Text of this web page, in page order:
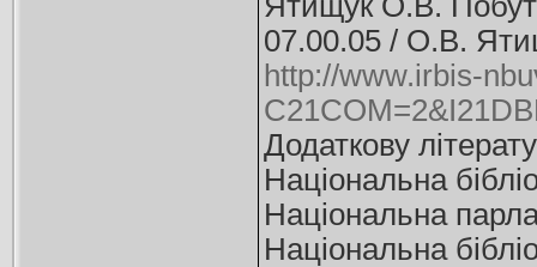
07.00.05 / О.В.
http://www.irbis-
Додаткову
Національна
Національна
Національна